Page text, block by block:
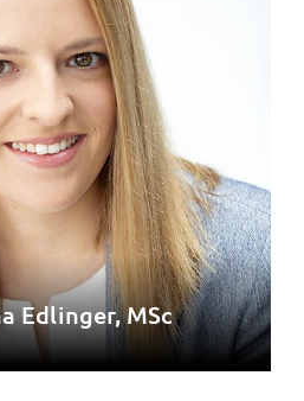
Edlinger, MSc